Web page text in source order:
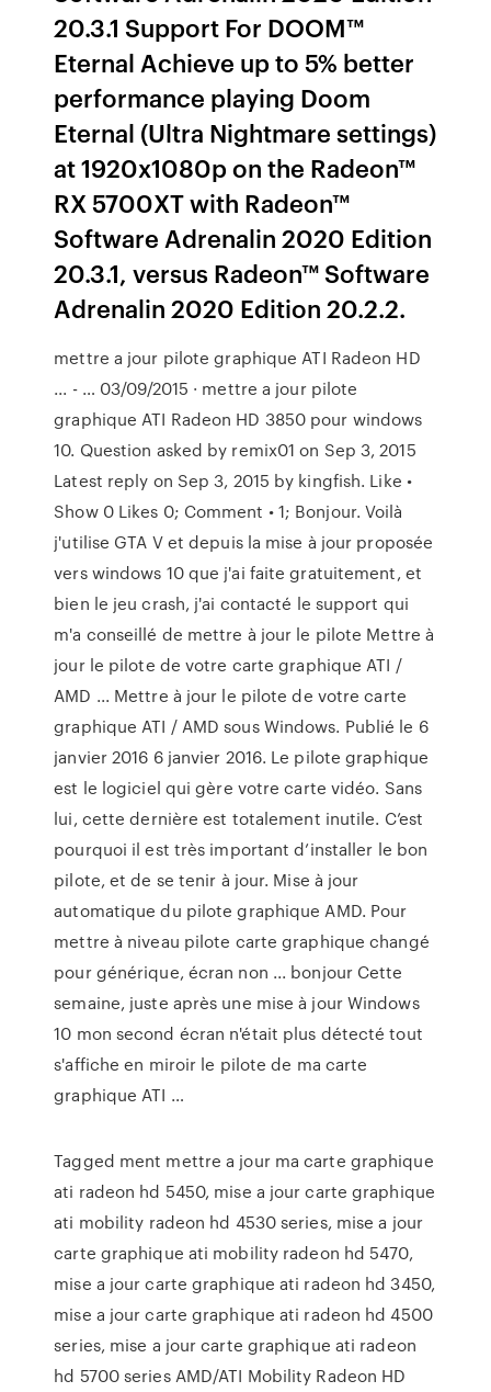
20.3.1 Support For DOOM™
Eternal Achieve up to 5%­ better
performance playing Doom
Eternal (Ultra Nightmare settings)
at 1920x1080p on the Radeon™
RX 5700XT with Radeon™
Software Adrenalin 2020 Edition
20.3.1, versus Radeon™ Software
Adrenalin 2020 Edition 20.2.2.
mettre a jour pilote graphique ATI Radeon HD
... - … 03/09/2015 · mettre a jour pilote
graphique ATI Radeon HD 3850 pour windows
10. Question asked by remix01 on Sep 3, 2015
Latest reply on Sep 3, 2015 by kingfish. Like •
Show 0 Likes 0; Comment • 1; Bonjour. Voilà
j'utilise GTA V et depuis la mise à jour proposée
vers windows 10 que j'ai faite gratuitement, et
bien le jeu crash, j'ai contacté le support qui
m'a conseillé de mettre à jour le pilote Mettre à
jour le pilote de votre carte graphique ATI /
AMD ... Mettre à jour le pilote de votre carte
graphique ATI / AMD sous Windows. Publié le 6
janvier 2016 6 janvier 2016. Le pilote graphique
est le logiciel qui gère votre carte vidéo. Sans
lui, cette dernière est totalement inutile. C’est
pourquoi il est très important d’installer le bon
pilote, et de se tenir à jour. Mise à jour
automatique du pilote graphique AMD. Pour
mettre à niveau pilote carte graphique changé
pour générique, écran non ... bonjour Cette
semaine, juste après une mise à jour Windows
10 mon second écran n'était plus détecté tout
s'affiche en miroir le pilote de ma carte
graphique ATI …
Tagged ment mettre a jour ma carte graphique
ati radeon hd 5450, mise a jour carte graphique
ati mobility radeon hd 4530 series, mise a jour
carte graphique ati mobility radeon hd 5470,
mise a jour carte graphique ati radeon hd 3450,
mise a jour carte graphique ati radeon hd 4500
series, mise a jour carte graphique ati radeon
hd 5700 series AMD/ATI Mobility Radeon HD